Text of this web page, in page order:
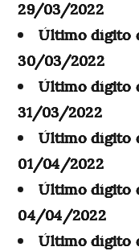
29/03/2022
Último dígito
30/03/2022
Último dígito
31/03/2022
Último dígito
01/04/2022
Último dígito
04/04/2022
Último dígito